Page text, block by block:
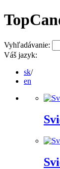
Vyhľadávanie:
Váš jazyk:
sk/
en